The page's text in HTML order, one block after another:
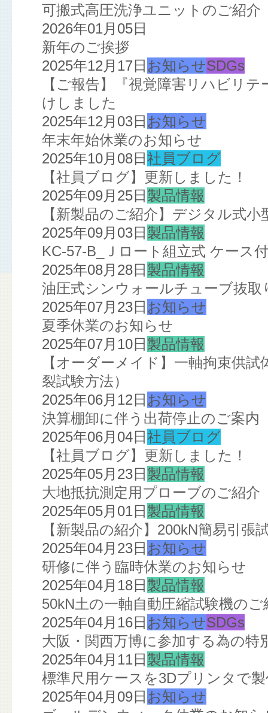
可搬式高圧洗浄ユニットのご紹介
2026年01月05日
新年のご挨拶
2025年12月17日 お知らせSDGs
【ご報告】『視覚障害リハビリ
けしました
2025年12月03日 お知らせ
年末年始休業のお知らせ
2025年10月08日 社員ブログ
【社員ブログ】更新しました！
2025年09月25日 製品情報
【新製品のご紹介】デジタル式
2025年09月03日 製品情報
KC-57-B_Ｊロート組立式 ケース
2025年08月28日 製品情報
油圧式シンウォールチューブ抜
2025年07月23日 お知らせ
夏季休業のお知らせ
2025年07月10日 製品情報
【オーダーメイド】一軸拘束供
裂試験方法）
2025年06月12日 お知らせ
決算棚卸に伴う出荷停止のご案内
2025年06月04日 社員ブログ
【社員ブログ】更新しました！
2025年05月23日 製品情報
大地抵抗測定用プローブのご紹介
2025年05月01日 製品情報
【新製品の紹介】200kN簡易引張
2025年04月23日 お知らせ
研修に伴う臨時休業のお知らせ
2025年04月18日 製品情報
50kN土の一軸自動圧縮試験機のご
2025年04月16日 お知らせSDGs
大阪・関西万博に参加する為の特
2025年04月11日 製品情報
標準尺用ケースを3Dプリンタで
2025年04月09日 お知らせ